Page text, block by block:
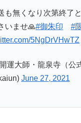
も無くなり次第終了
いませ🙏#御朱印
#
5NgDrVHwTZ
運大師・龍泉寺（公
June 27, 2021